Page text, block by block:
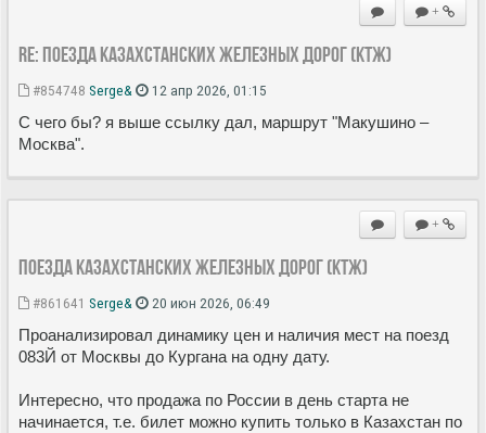
+
Re: Поезда Казахстанских железных дорог (КТЖ)
#854748 Serge& 12 апр 2026, 01:15
С чего бы? я выше ссылку дал, маршрут "Макушино –
Москва".
+
Поезда казахстанских железных дорог (КТЖ)
#861641 Serge& 20 июн 2026, 06:49
Проанализировал динамику цен и наличия мест на поезд
083Й от Москвы до Кургана на одну дату.
Интересно, что продажа по России в день старта не
начинается, т.е. билет можно купить только в Казахстан по